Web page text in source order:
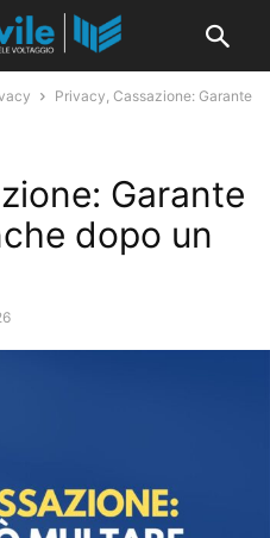
Privacy, Cassazione: Garante
Garante
dopo un